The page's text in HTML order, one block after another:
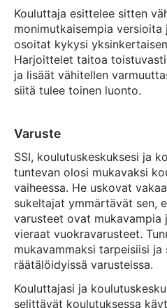
Kouluttaja esittelee sitten
monimutkaisempia
osoitat kykysi
Harjoittelet taitoa
ja lisäät vähitellen
siitä tulee toinen luonto.
Varuste
SSI, koulutuskeskuksesi ja
tuntevan olosi mukavaksi
vaiheessa. He uskovat
sukeltajat ymmärtävät sen,
varusteet ovat mukavampia
vieraat vuokravarusteet.
mukavammaksi tarpeisiisi ja
räätälöidyissä varusteissa.
Kouluttajasi ja
selittävät koulutuksessa